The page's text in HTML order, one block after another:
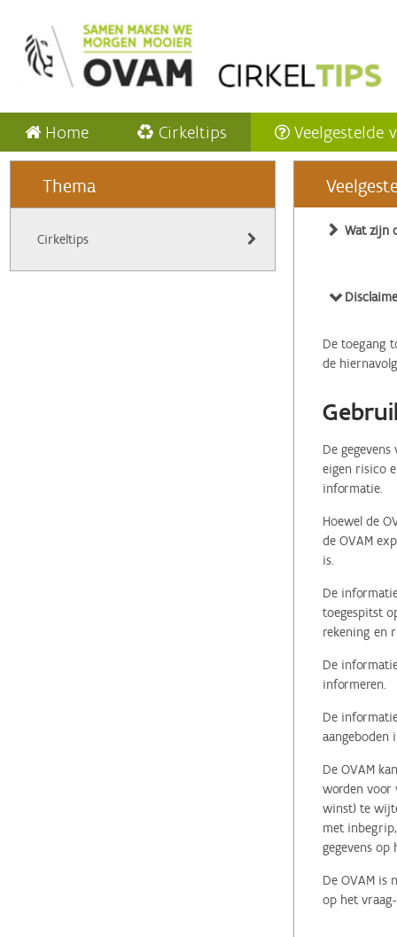
Home Cirkeltips Veelgestelde
Thema
Cirkeltips
Wat zijn
De toegang
de
De
eigen risico
informatie.
Hoewel de
de OVAM
is.
De
toegespitst
rekening en
De
informeren.
De
aangeboden
De OVAM
worden voor
winst) te
met
gegevens
De OVAM is
op het